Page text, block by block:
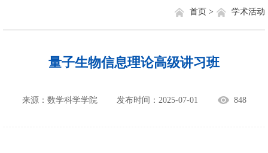
学术活动
首页 >
量子生物信息理论高级讲习班
来源：数学科学学院 发布时间：2025-07-01 848